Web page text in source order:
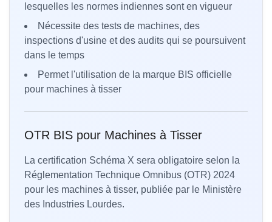
lesquelles les normes indiennes sont en vigueur
Nécessite des tests de machines, des
inspections d'usine et des audits qui se poursuivent
dans le temps
Permet l'utilisation de la marque BIS officielle
pour machines à tisser
OTR BIS pour Machines à Tisser
La certification Schéma X sera obligatoire selon la
Réglementation Technique Omnibus (OTR) 2024
pour les machines à tisser, publiée par le Ministère
des Industries Lourdes.